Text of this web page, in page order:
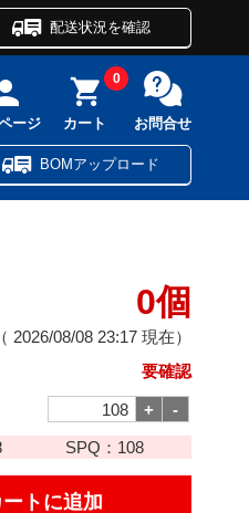
配送状況を確認
ージ カート
0
お問合せ
BOMアップロード
0個
（ 2026/08/08 23:17 現在）
要確認
SPQ： 108